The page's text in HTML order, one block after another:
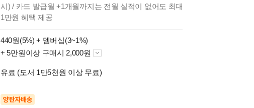
시) / 카드 발급월 +1개월까지는 전월 실적이 없어도 최대
1만원 혜택 제공
440원(5%) + 멤버십(3~1%)
+ 5만원이상 구매시 2,000원
유료 (도서 1만5천원 이상 무료)
양탄자배송